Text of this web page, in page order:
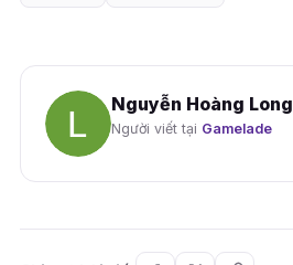
Nguyễn Hoàng Long
Người viết tại Gamelade